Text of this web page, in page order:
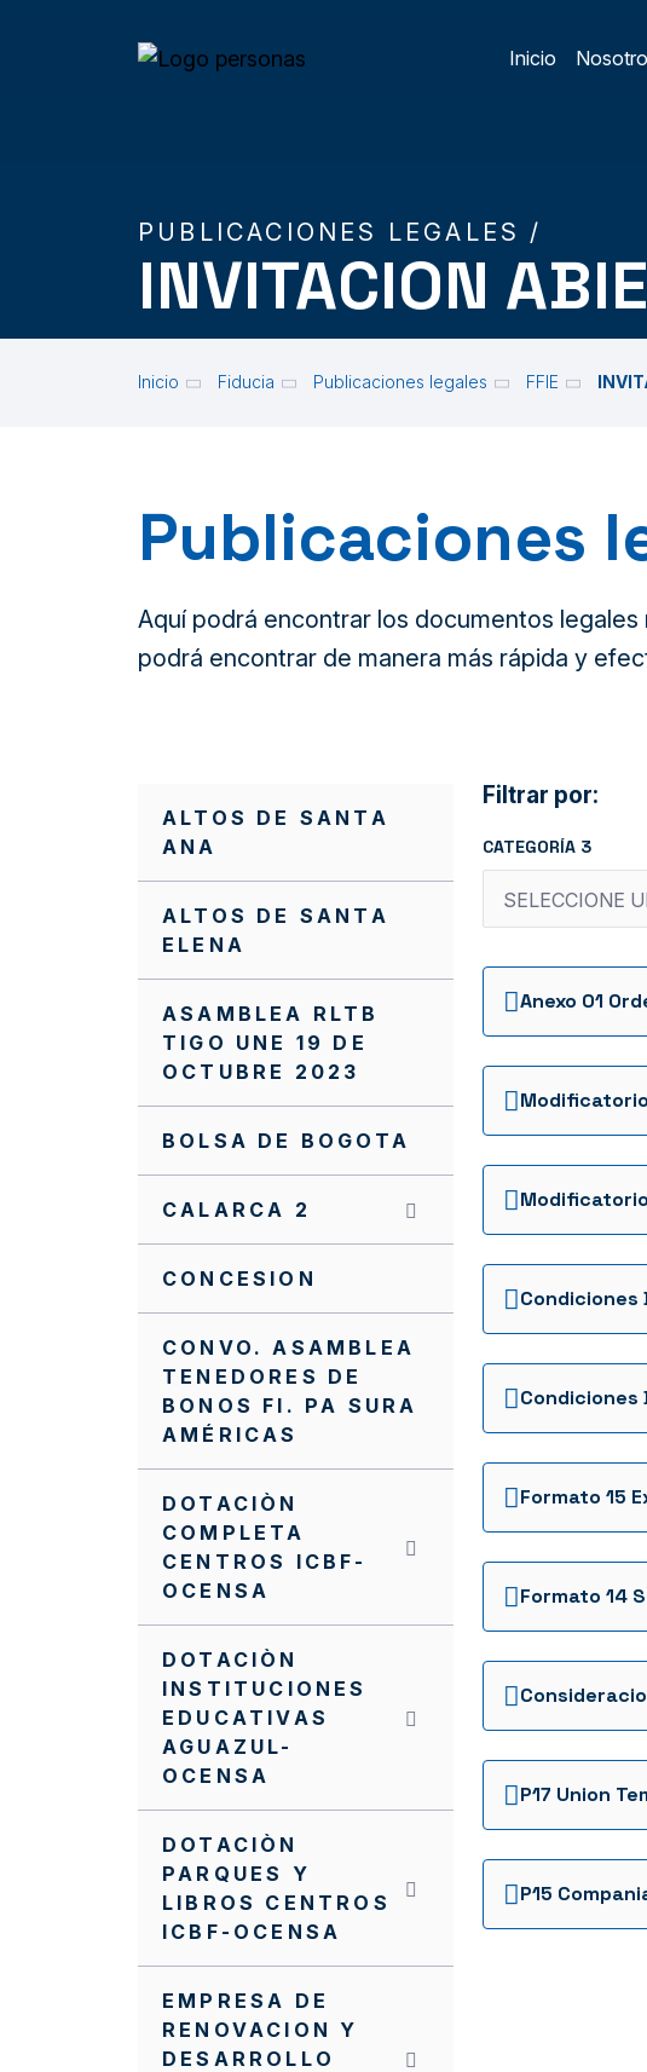
Main
Inicio
PUBLICACIONES LEGALES /
INVITACION
Inicio Fiducia Publicaciones legales FFIE
Publicaciones
Aquí podrá encontrar los documentos
podrá encontrar de manera más rápida y
ALTOS DE SANTA
ANA
ALTOS DE SANTA
ELENA
ASAMBLEA RLTB
TIGO UNE 19 DE
OCTUBRE 2023
BOLSA DE BOGOTA
CALARCA 2
CONCESION
CONVO. ASAMBLEA
TENEDORES DE
BONOS FI. PA SURA
AMÉRICAS
DOTACIÒN
COMPLETA
CENTROS ICBF-
OCENSA
DOTACIÒN
INSTITUCIONES
EDUCATIVAS
AGUAZUL-
OCENSA
DOTACIÒN
PARQUES Y
LIBROS CENTROS
ICBF-OCENSA
EMPRESA DE
RENOVACION Y
DESARROLLO
Filtrar por:
CATEGORÍA 3